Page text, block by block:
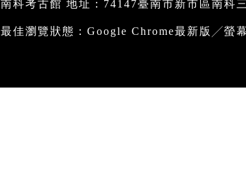
南科考古館 地址：74147臺南市新市區南科
最佳瀏覽狀態：Google Chrome最新版╱螢